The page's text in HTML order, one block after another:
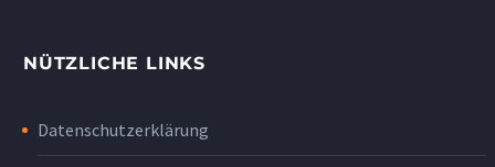
NÜTZLICHE LINKS
Datenschutzerklärung